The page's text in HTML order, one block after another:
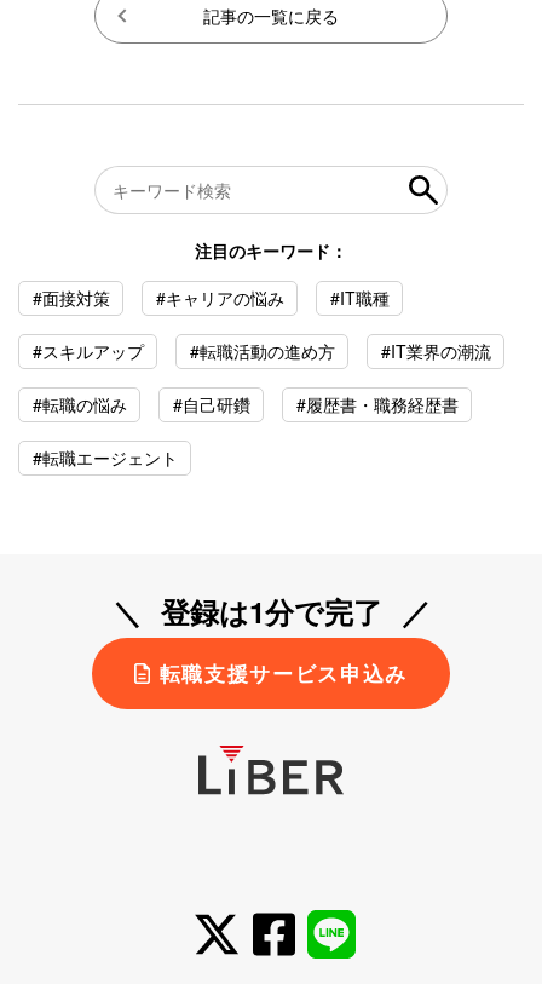
記事の一覧に戻る
注目のキーワード：
#面接対策
#キャリアの悩み #IT職種
#スキルアップ #転職活動の進め方 #IT業界の潮流
#転職の悩み #自己研鑽 #履歴書・職務経歴書
#転職エージェント
登録は1分で完了
転職支援サービス申込み